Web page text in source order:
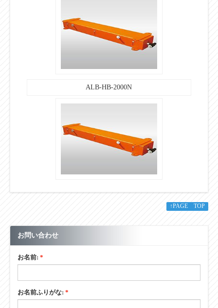
ALB-HB-2000N
↑PAGE TOP
お問い合わせ
お名前: *
お名前ふりがな: *